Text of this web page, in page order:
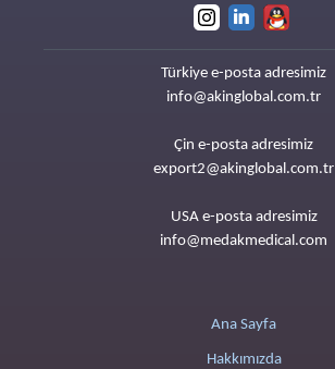
Türkiye e-posta adresimiz
info@akinglobal.com.tr
Çin e-posta adresimiz
export2@akinglobal.com.tr
USA e-posta adresimiz
info@medakmedical.com
Ana Sayfa
Hakkımızda